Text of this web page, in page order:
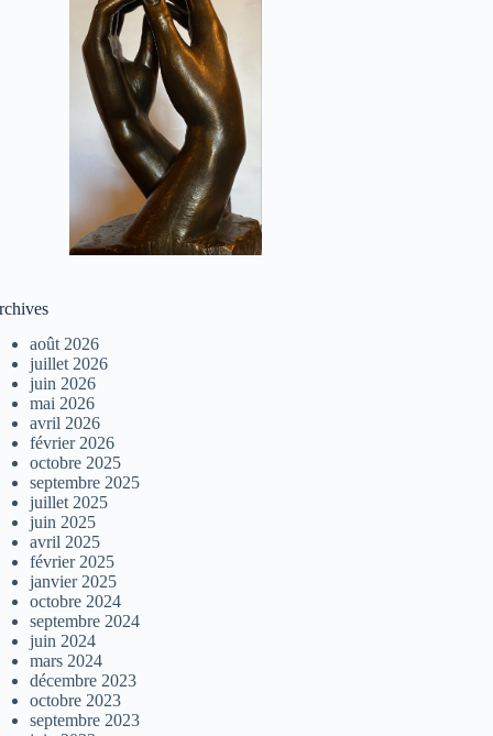
août 2026
juillet 2026
juin 2026
mai 2026
avril 2026
février 2026
octobre 2025
septembre 2025
juillet 2025
juin 2025
avril 2025
février 2025
janvier 2025
octobre 2024
septembre 2024
juin 2024
mars 2024
décembre 2023
octobre 2023
septembre 2023